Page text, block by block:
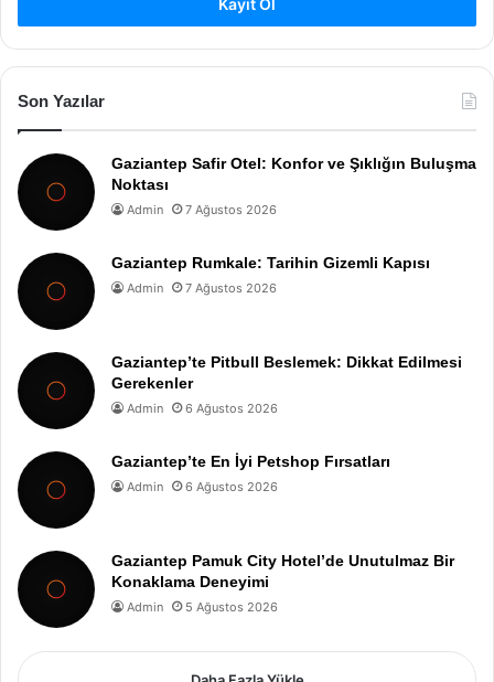
Son Yazılar
Gaziantep Safir Otel: Konfor ve Şıklığın Buluşma
Noktası
Admin 7 Ağustos 2026
Gaziantep Rumkale: Tarihin Gizemli Kapısı
Admin 7 Ağustos 2026
Gaziantep’te Pitbull Beslemek: Dikkat Edilmesi
Gerekenler
Admin 6 Ağustos 2026
Gaziantep’te En İyi Petshop Fırsatları
Admin 6 Ağustos 2026
Gaziantep Pamuk City Hotel’de Unutulmaz Bir
Konaklama Deneyimi
Admin 5 Ağustos 2026